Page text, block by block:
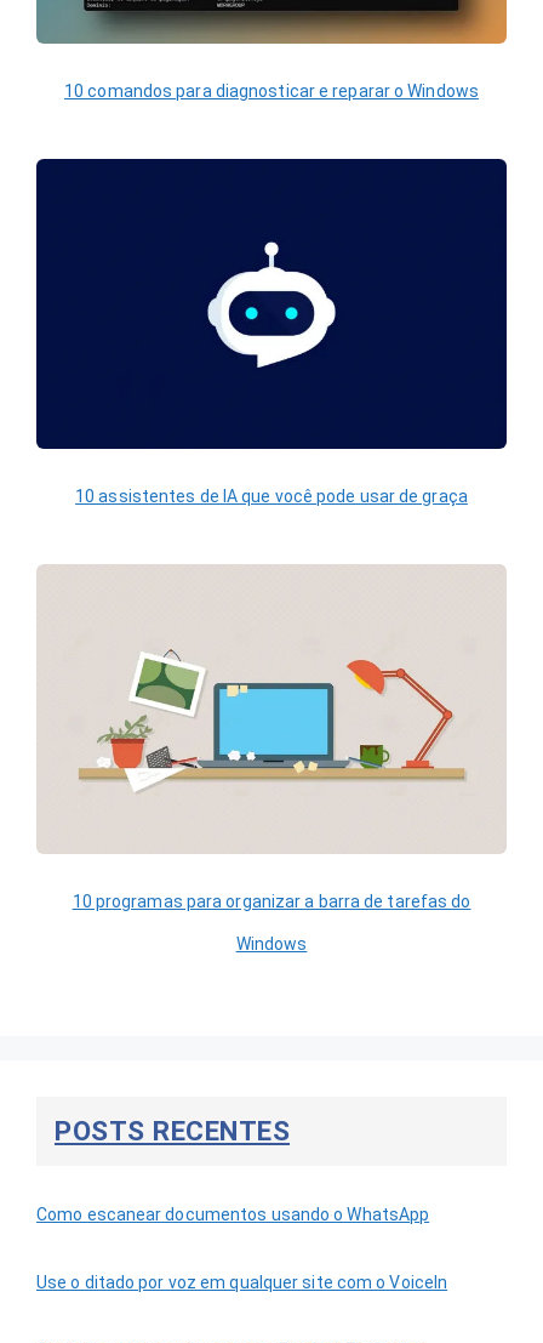
10 comandos para diagnosticar e reparar o Windows
10 assistentes de IA que você pode usar de graça
10 programas para organizar a barra de tarefas do
Windows
POSTS RECENTES
Como escanear documentos usando o WhatsApp
Use o ditado por voz em qualquer site com o VoiceIn